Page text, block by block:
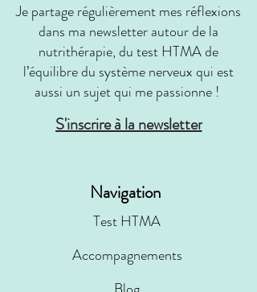
Je partage régulièrement mes réflexions
dans ma newsletter autour de la
nutrithérapie, du test HTMA de
l’équilibre du système nerveux qui est
aussi un sujet qui me passionne !
S'inscrire à la newsletter
Navigation
Test HTMA
Accompagnements